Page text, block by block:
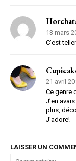
13 mars
C’est
21 avril
Ce genre
J’en
plus,
J’adore!
LAISSER UN